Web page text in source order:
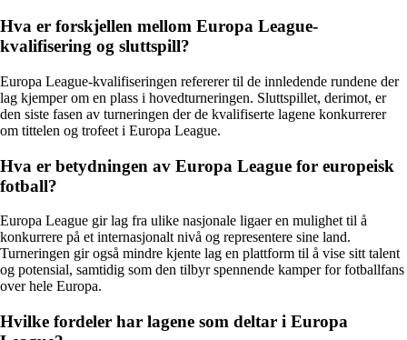
Hva er forskjellen mellom Europa League-
kvalifisering og sluttspill?
Europa League-kvalifiseringen refererer til de innledende rundene der
lag kjemper om en plass i hovedturneringen. Sluttspillet, derimot, er
den siste fasen av turneringen der de kvalifiserte lagene konkurrerer
om tittelen og trofeet i Europa League.
Hva er betydningen av Europa League for europeisk
fotball?
Europa League gir lag fra ulike nasjonale ligaer en mulighet til å
konkurrere på et internasjonalt nivå og representere sine land.
Turneringen gir også mindre kjente lag en plattform til å vise sitt talent
og potensial, samtidig som den tilbyr spennende kamper for fotballfans
over hele Europa.
Hvilke fordeler har lagene som deltar i Europa